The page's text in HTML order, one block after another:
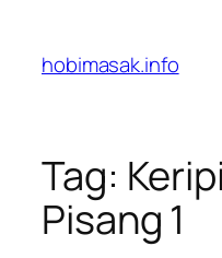
content
hobimasak.info
Tag:
Pisang 1